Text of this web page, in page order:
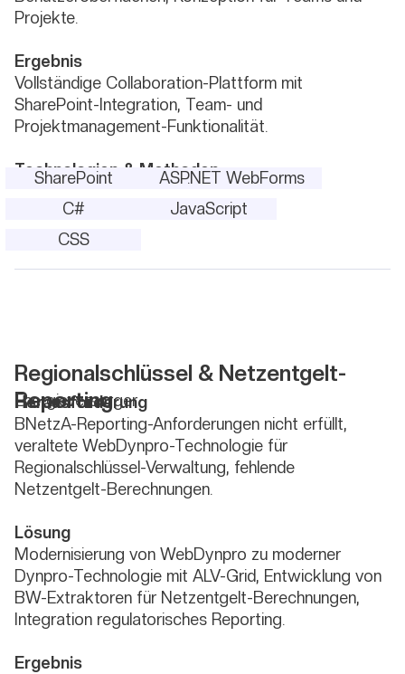
Projekte.
Ergebnis
Vollständige Collaboration-Plattform mit
SharePoint-Integration, Team- und
Projektmanagement-Funktionalität.
Technologien & Methoden
SharePoint
ASP.NET WebForms
C#
JavaScript
CSS
Regionalschlüssel & Netzentgelt-
Reporting
Energieversorger
Herausforderung
BNetzA-Reporting-Anforderungen nicht erfüllt,
veraltete WebDynpro-Technologie für
Regionalschlüssel-Verwaltung, fehlende
Netzentgelt-Berechnungen.
Lösung
Modernisierung von WebDynpro zu moderner
Dynpro-Technologie mit ALV-Grid, Entwicklung von
BW-Extraktoren für Netzentgelt-Berechnungen,
Integration regulatorisches Reporting.
Ergebnis